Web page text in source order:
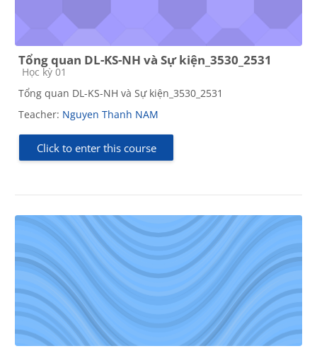
Tổng quan DL-KS-NH và Sự kiện_3530_2531
Course category
Học kỳ 01
Tổng quan DL-KS-NH và Sự kiện_3530_2531
Teacher: Nguyen Thanh NAM
Click to enter this course